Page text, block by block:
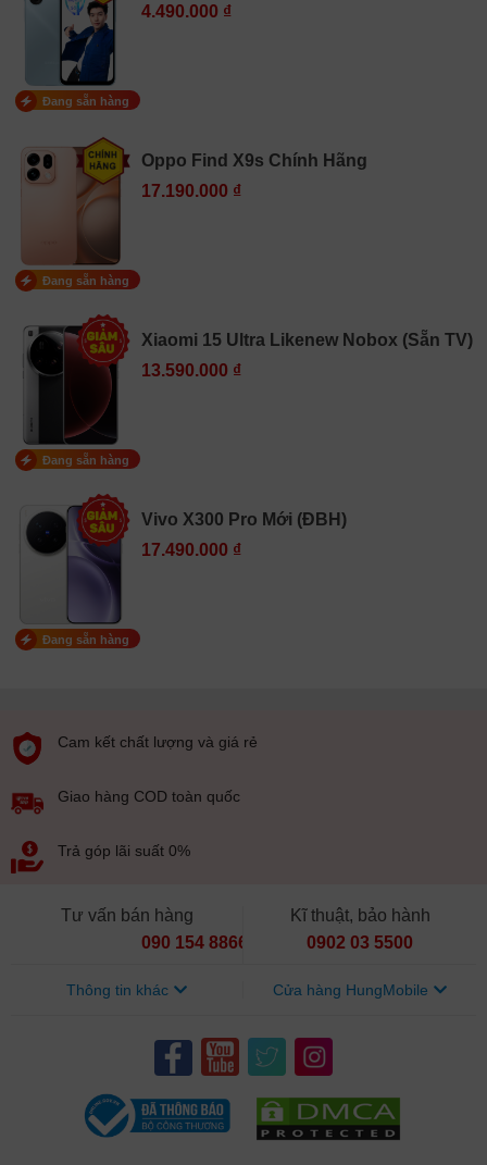
4.490.000 ₫
Đang sẵn hàng
Oppo Find X9s Chính Hãng
17.190.000 ₫
Đang sẵn hàng
Xiaomi 15 Ultra Likenew Nobox (Sẵn TV)
13.590.000 ₫
Đang sẵn hàng
Vivo X300 Pro Mới (ĐBH)
17.490.000 ₫
Đang sẵn hàng
Cam kết chất lượng và giá rẻ
Giao hàng COD toàn quốc
Trả góp lãi suất 0%
Tư vấn bán hàng
090 154 8866
Kĩ thuật, bảo hành
0902 03 5500
Thông tin khác Cửa hàng HungMobile